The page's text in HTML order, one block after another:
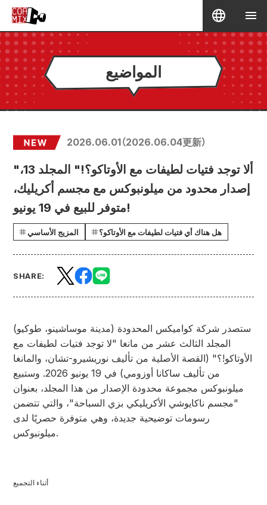
المواضيع
2026.06.01（2026.06.04更新）
"ألا توجد فتيات لطيفات مع الأوتاكو؟!" المجلد 13،
إصدار محدود من ميلونبوكس مع مجسم أكريليك،
متوفر للبيع في 19 يونيو!
المزيج الأساسي هل هناك أي فتيات لطيفات مع الأوتاكو؟
SHARE:
ستصدر شركة كواميكس المحدودة (مدينة موساشينو، طوكيو)
المجلد الثالث عشر من مانغا "لا توجد فتيات لطيفات مع
الأوتاكو!؟" (القصة الأصلية من تأليف نوريشيرو-تشان، والمانغا
من تأليف ساكانا أوزومي) في 19 يونيو 2026. وستبيع
ميلونبوكس مجموعة محدودة الإصدار من هذا المجلد، بعنوان
"مجسم ناكايوشي الأكريليكي بزي السباحة"، والتي تتضمن
رسومات توضيحية جديدة، وهي متوفرة حصريًا لدى
ميلونبوكس.
أثناء التجميع